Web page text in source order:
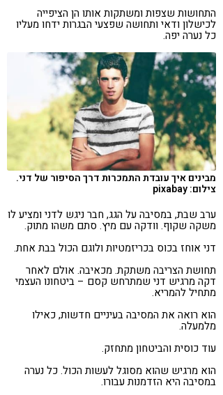
התחושות שצפות ומשתקות אותו הן הציפייה
לכישלון ודאי ותחושה שפצעי הבגרות ידחו מעליו
כל נערה יפה.
מבינים איך עובדת התמכרות דרך הסיפור של דני.
צילום: pixabay
ערב שבת, במסיבה על הגג, חבר ניגש לדני ומציע לו
משקה שקוף. וודקה עם מיץ. סתם משהו מתוק.
דני אוחז בכוס בכריזמטיות ולוגם הכול בבת אחת.
תחושת הצריבה משתקת. מכאיבה. אולם לאחר
דקה מרגיש דני שמתרחש קסם – ביטחונו העצמי
מתחיל להמריא.
הוא רואה את המסיבה בעיניים חדשות, כאילו
מלמעלה.
עוד כוסית והביטחון מתחזק.
הוא מרגיש שהוא מסוגל לעשות הכול. כל נערה
במסיבה היא הזדמנות עבורו.